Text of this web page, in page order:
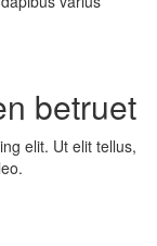
betruet
elit. Ut elit tellus,